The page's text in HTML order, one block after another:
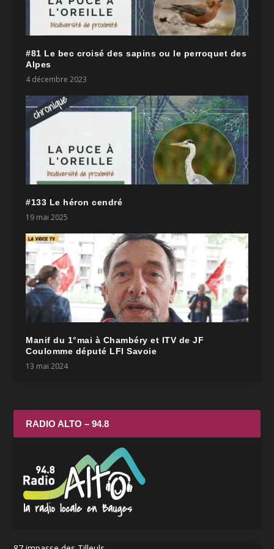
#81 Le bec croisé des sapins ou le perroquet des
Alpes
4 décembre 2023
#133 Le héron cendré
19 mai 2025
Manif du 1°mai à Chambéry et ITV de JF
Coulomme député LFI Savoie
13 mai 2024
RADIO ALTO – 94.8